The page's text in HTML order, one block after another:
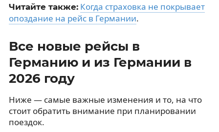
Читайте также: Когда страховка не покрывает
опоздание на рейс в Германии.
Все новые рейсы в
Германию и из Германии в
2026 году
Ниже — самые важные изменения и то, на что
стоит обратить внимание при планировании
поездок.